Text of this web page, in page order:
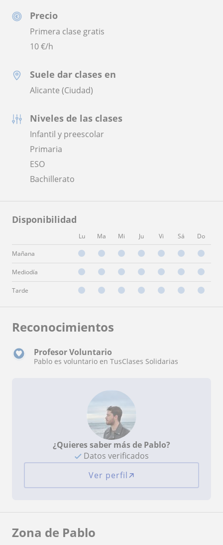
Precio
Primera clase gratis
10€/h
Suele dar clases en
Alicante (Ciudad)
Niveles de las clases
Infantil y preescolar
Primaria
ESO
Bachillerato
Disponibilidad
Lu Ma Mi Ju Vi Sá Do
Mañana
Mediodía
Tarde
Reconocimientos
Profesor Voluntario
Pablo es voluntario en TusClases Solidarias
¿Quieres saber más de Pablo?
Datos verificados
Ver perfil
Zona de Pablo